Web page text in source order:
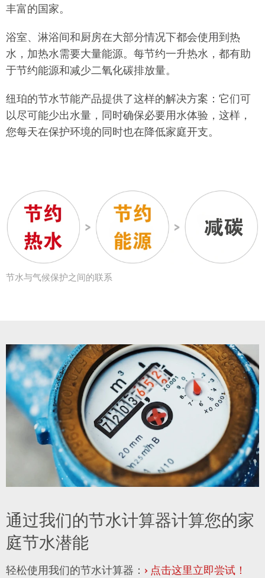
丰富的国家。
浴室、淋浴间和厨房在大部分情况下都会使用到热
水，加热水需要大量能源。每节约一升热水，都有助
于节约能源和减少二氧化碳排放量。
纽珀的节水节能产品提供了这样的解决方案：它们可
以尽可能少出水量，同时确保必要用水体验，这样，
您每天在保护环境的同时也在降低家庭开支。
节水与气候保护之间的联系
通过我们的节水计算器计算您的家
庭节水潜能
轻松使用我们的节水计算器： › 点击这里立即尝试！